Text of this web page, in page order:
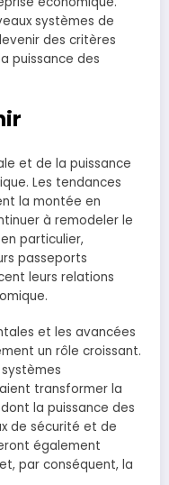
systèmes de
des critères
puissance des
et de la puissance
Les tendances
la montée en
à remodeler le
particulier,
passeports
leurs relations
et les avancées
un rôle croissant.
transformer la
la puissance des
de sécurité et de
également
par conséquent, la